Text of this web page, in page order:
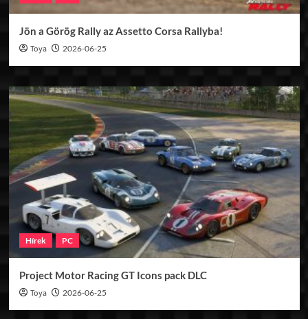
Jön a Görög Rally az Assetto Corsa Rallyba!
Toya 2026-06-25
Hírek PC
Project Motor Racing GT Icons pack DLC
Toya 2026-06-25